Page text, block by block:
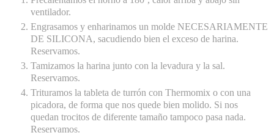
ventilador.
Engrasamos y enharinamos un molde NECESARIAMENTE
DE SILICONA, sacudiendo bien el exceso de harina.
Reservamos.
Tamizamos la harina junto con la levadura y la sal.
Reservamos.
Trituramos la tableta de turrón con Thermomix o con una
picadora, de forma que nos quede bien molido. Si nos
quedan trocitos de diferente tamaño tampoco pasa nada.
Reservamos.